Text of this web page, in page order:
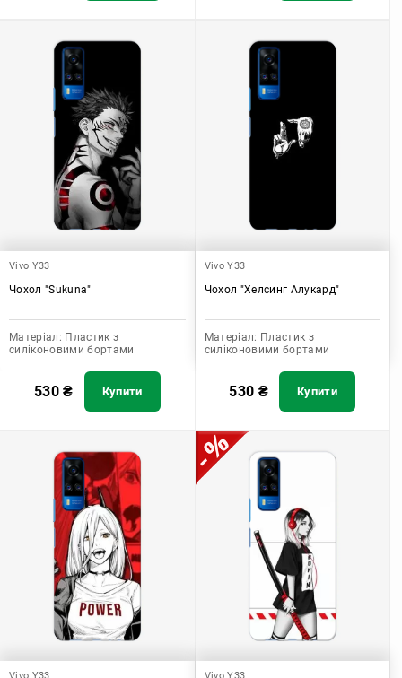
Vivo Y33
Чохол "Sukuna"
Матеріал: Пластик з
силіконовими бортами
530₴ Купити
Vivo Y33
Чохол "Хелсинг Алукард"
Матеріал: Пластик з
силіконовими бортами
530 ₴ Купити